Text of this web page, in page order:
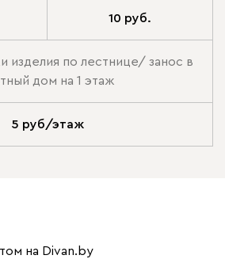
10 руб.
изделия по лестнице/ занос в
дом на 1 этаж
5 руб/этаж
на Divan.by